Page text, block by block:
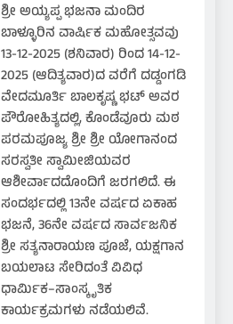
ಶ್ರೀ ಅಯ್ಯಪ್ಪ ಭಜನಾ ಮಂದಿರ
ಬಾಳ್ಳೂರಿನ ವಾರ್ಷಿಕ ಮಹೋತ್ಸವವು
13-12-2025 (ಶನಿವಾರ) ರಿಂದ 14-12-
2025 (ಆದಿತ್ಯವಾರ)ದ ವರೆಗೆ ದಡ್ಡಂಗಡಿ
ವೇದಮೂರ್ತಿ ಬಾಲಕೃಷ್ಣ ಭಟ್ ಅವರ
ಪೌರೋಹಿತ್ಯದಲ್ಲಿ, ಕೊಂಡೆವೂರು ಮಠ
ಪರಮಪೂಜ್ಯ ಶ್ರೀ ಶ್ರೀ ಯೋಗಾನಂದ
ಸರಸ್ವತೀ ಸ್ವಾಮೀಜಿಯವರ
ಆಶೀರ್ವಾದದೊಂದಿಗೆ ಜರಗಲಿದೆ. ಈ
ಸಂದರ್ಭದಲ್ಲಿ 13ನೇ ವರ್ಷದ ಏಕಾಹ
ಭಜನೆ, 36ನೇ ವರ್ಷದ ಸಾರ್ವಜನಿಕ
ಶ್ರೀ ಸತ್ಯನಾರಾಯಣ ಪೂಜೆ, ಯಕ್ಷಗಾನ
ಬಯಲಾಟ ಸೇರಿದಂತೆ ವಿವಿಧ
ಧಾರ್ಮಿಕ–ಸಾಂಸ್ಕೃತಿಕ
ಕಾರ್ಯಕ್ರಮಗಳು ನಡೆಯಲಿವೆ.